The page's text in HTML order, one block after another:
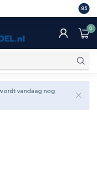
Veel
8.5
0
vandaag nog